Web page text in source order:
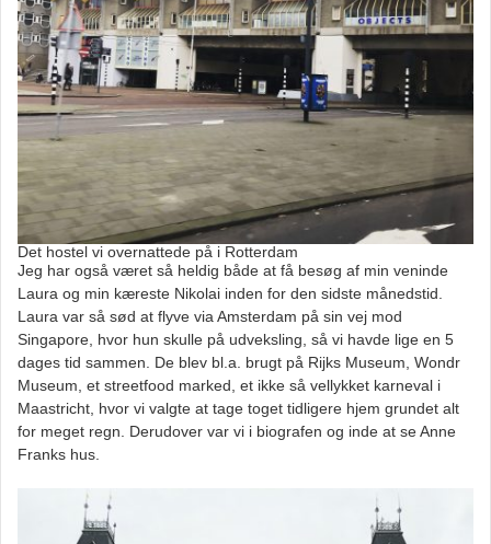
Det hostel vi overnattede på i Rotterdam
Jeg har også været så heldig både at få besøg af min veninde
Laura og min kæreste Nikolai inden for den sidste månedstid.
Laura var så sød at flyve via Amsterdam på sin vej mod
Singapore, hvor hun skulle på udveksling, så vi havde lige en 5
dages tid sammen. De blev bl.a. brugt på Rijks Museum, Wondr
Museum, et streetfood marked, et ikke så vellykket karneval i
Maastricht, hvor vi valgte at tage toget tidligere hjem grundet alt
for meget regn. Derudover var vi i biografen og inde at se Anne
Franks hus.